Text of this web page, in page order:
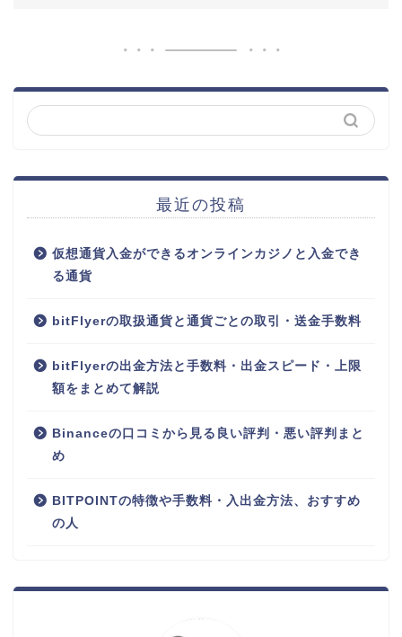
最近の投稿
仮想通貨入金ができるオンラインカジノと入金でき
る通貨
bitFlyerの取扱通貨と通貨ごとの取引・送金手数料
bitFlyerの出金方法と手数料・出金スピード・上限
額をまとめて解説
Binanceの口コミから見る良い評判・悪い評判まと
め
BITPOINTの特徴や手数料・入出金方法、おすすめ
の人